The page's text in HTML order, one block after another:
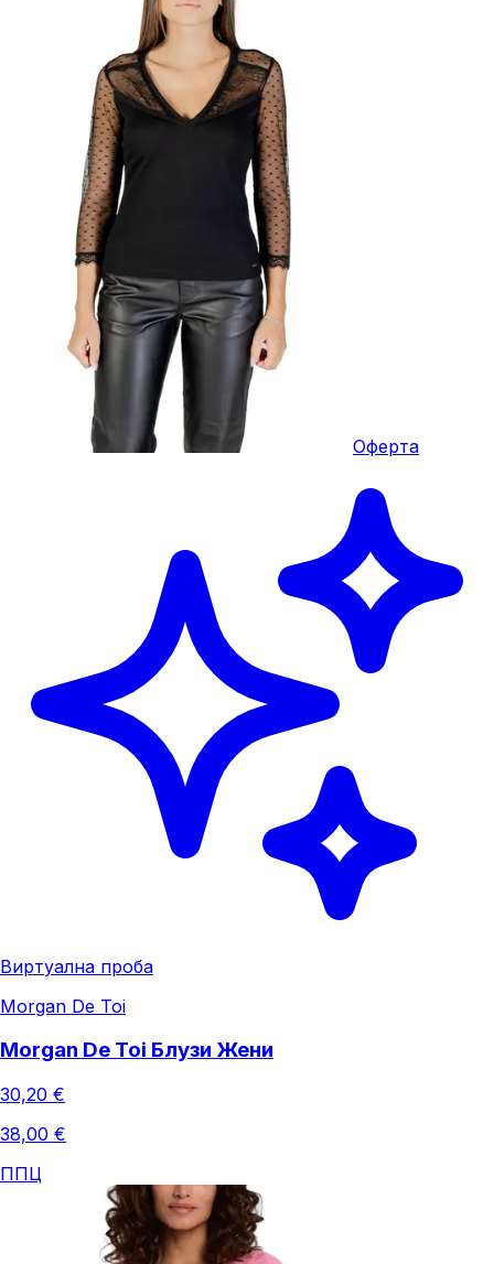
Оферта
Виртуална проба
Morgan De Toi
Morgan De Toi Блузи Жени
30,20 €
38,00 €
ППЦ